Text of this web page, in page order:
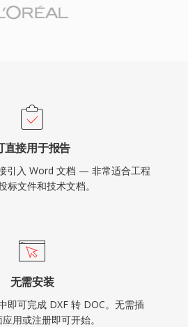
直接用于报告
引入 Word 文档 — 非常适合工程
标文件和技术文档。
无需安装
即可完成 DXF 转 DOC。无需插
用或注册即可开始。